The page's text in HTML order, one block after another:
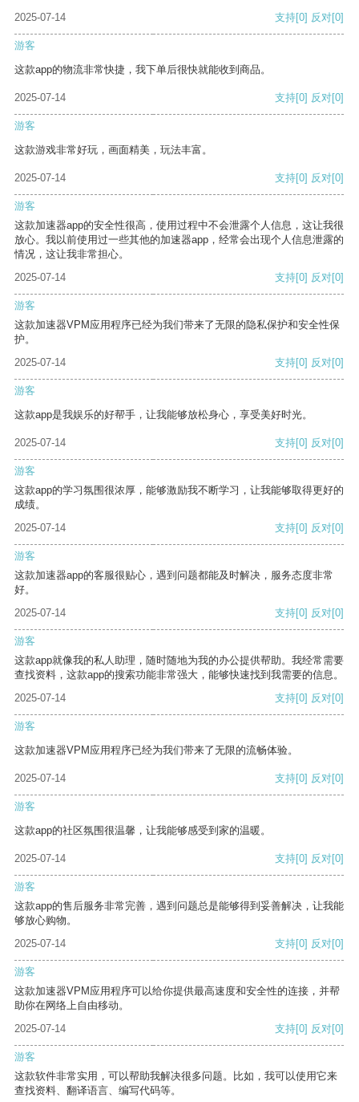
2025-07-14 支持[0] 反对[0]
游客
这款app的物流非常快捷，我下单后很快就能收到商品。
2025-07-14 支持[0] 反对[0]
游客
这款游戏非常好玩，画面精美，玩法丰富。
2025-07-14 支持[0] 反对[0]
游客
这款加速器app的安全性很高，使用过程中不会泄露个人信息，这让我很
放心。我以前使用过一些其他的加速器app，经常会出现个人信息泄露的
情况，这让我非常担心。
2025-07-14
支持[0] 反对[0]
游客
这款加速器VPM应用程序已经为我们带来了无限的隐私保护和安全性保
护。
2025-07-14
支持[0] 反对[0]
游客
这款app是我娱乐的好帮手，让我能够放松身心，享受美好时光。
2025-07-14 支持[0] 反对[0]
游客
这款app的学习氛围很浓厚，能够激励我不断学习，让我能够取得更好的
成绩。
2025-07-14
支持[0] 反对[0]
游客
这款加速器app的客服很贴心，遇到问题都能及时解决，服务态度非常
好。
2025-07-14
支持[0] 反对[0]
游客
这款app就像我的私人助理，随时随地为我的办公提供帮助。我经常需要
查找资料，这款app的搜索功能非常强大，能够快速找到我需要的信息。
2025-07-14
支持[0] 反对[0]
游客
这款加速器VPM应用程序已经为我们带来了无限的流畅体验。
2025-07-14 支持[0] 反对[0]
游客
这款app的社区氛围很温馨，让我能够感受到家的温暖。
2025-07-14 支持[0] 反对[0]
游客
这款app的售后服务非常完善，遇到问题总是能够得到妥善解决，让我能
够放心购物。
2025-07-14
支持[0] 反对[0]
游客
这款加速器VPM应用程序可以给你提供最高速度和安全性的连接，并帮
助你在网络上自由移动。
2025-07-14
支持[0] 反对[0]
游客
这款软件非常实用，可以帮助我解决很多问题。比如，我可以使用它来
查找资料、翻译语言、编写代码等。